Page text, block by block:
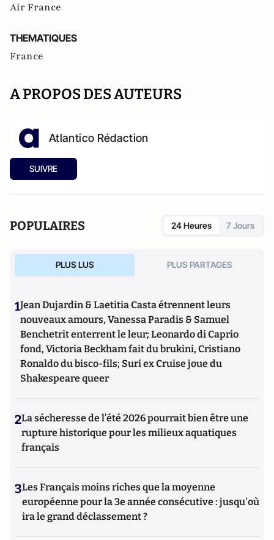
Air France
THEMATIQUES
France
A PROPOS DES AUTEURS
Atlantico Rédaction
SUIVRE
POPULAIRES 24 Heures 7 Jours
PLUS LUS PLUS PARTAGES
1Jean Dujardin & Laetitia Casta étrennent leurs
nouveaux amours, Vanessa Paradis & Samuel
Benchetrit enterrent le leur; Leonardo di Caprio
fond, Victoria Beckham fait du brukini, Cristiano
Ronaldo du bisco-fils; Suri ex Cruise joue du
Shakespeare queer
2La sécheresse de l’été 2026 pourrait bien être une
rupture historique pour les milieux aquatiques
français
3Les Français moins riches que la moyenne
européenne pour la 3e année consécutive : jusqu'où
ira le grand déclassement ?